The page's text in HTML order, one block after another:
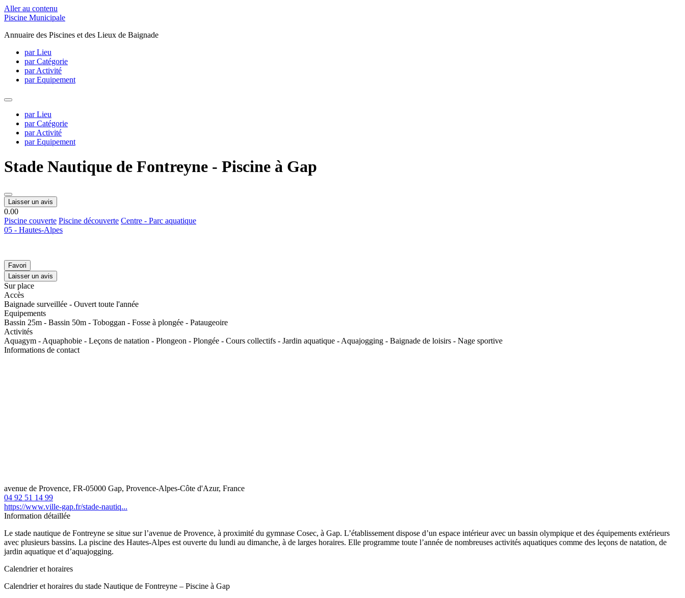
Aller au contenu
Piscine Municipale
Annuaire des Piscines et des Lieux de Baignade
par Lieu
par Catégorie
par Activité
par Equipement
par Lieu
par Catégorie
par Activité
par Equipement
Stade Nautique de Fontreyne - Piscine à Gap
Laisser un avis
0.00
Piscine couverte Piscine découverte Centre - Parc aquatique
05 - Hautes-Alpes
Favori
Laisser un avis
Sur place
Accès
Baignade surveillée - Ouvert toute l'année
Equipements
Bassin 25m - Bassin 50m - Toboggan - Fosse à plongée - Pataugeoire
Activités
Aquagym - Aquaphobie - Leçons de natation - Plongeon - Plongée - Cours collectifs - Jardin aquatique - Aquajogging - Baignade de loisirs - Nage sportive
Informations de contact
avenue de Provence, FR-05000 Gap, Provence-Alpes-Côte d'Azur, France
04 92 51 14 99
https://www.ville-gap.fr/stade-nautiq...
Information détaillée
Le stade nautique de Fontreyne se situe sur l’avenue de Provence, à proximité du gymnase Cosec, à Gap. L’établissement dispose d’un espace intérieur avec un bassin olympique et des équipements extérieurs
avec plusieurs bassins. La piscine des Hautes-Alpes est ouverte du lundi au dimanche, à de larges horaires. Elle programme toute l’année de nombreuses activités aquatiques comme des leçons de natation, de
jardin aquatique et d’aquajogging.
Calendrier et horaires
Calendrier et horaires du stade Nautique de Fontreyne – Piscine à Gap